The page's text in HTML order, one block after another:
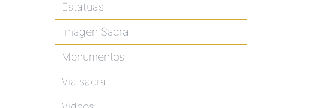
Estatuas
Imagen Sacra
Monumentos
Via sacra